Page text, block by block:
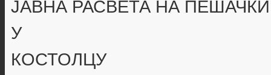
ЈАВНА РАСВЕТА НА
У
КОСТОЛЦУ